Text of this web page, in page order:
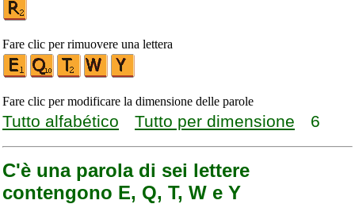
Fare clic per rimuovere una lettera
Fare clic per modificare la dimensione delle parole
Tutto alfabético Tutto per dimensione 6
C'è una parola di sei lettere
contengono E, Q, T, W e Y